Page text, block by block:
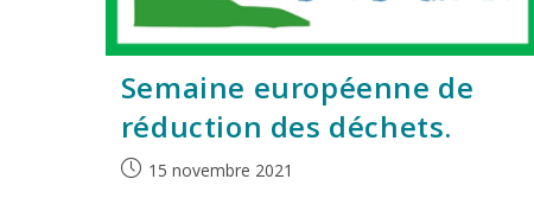
Semaine européenne de
réduction des déchets.
15 novembre 2021